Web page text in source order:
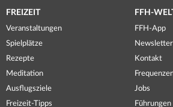
FREIZEIT
Veranstaltungen
Spielplätze
Rezepte
Meditation
Ausflugsziele
Freizeit-Tipps
FFH-
FFH-App
Newsletter
Kontakt
Jobs
Führungen